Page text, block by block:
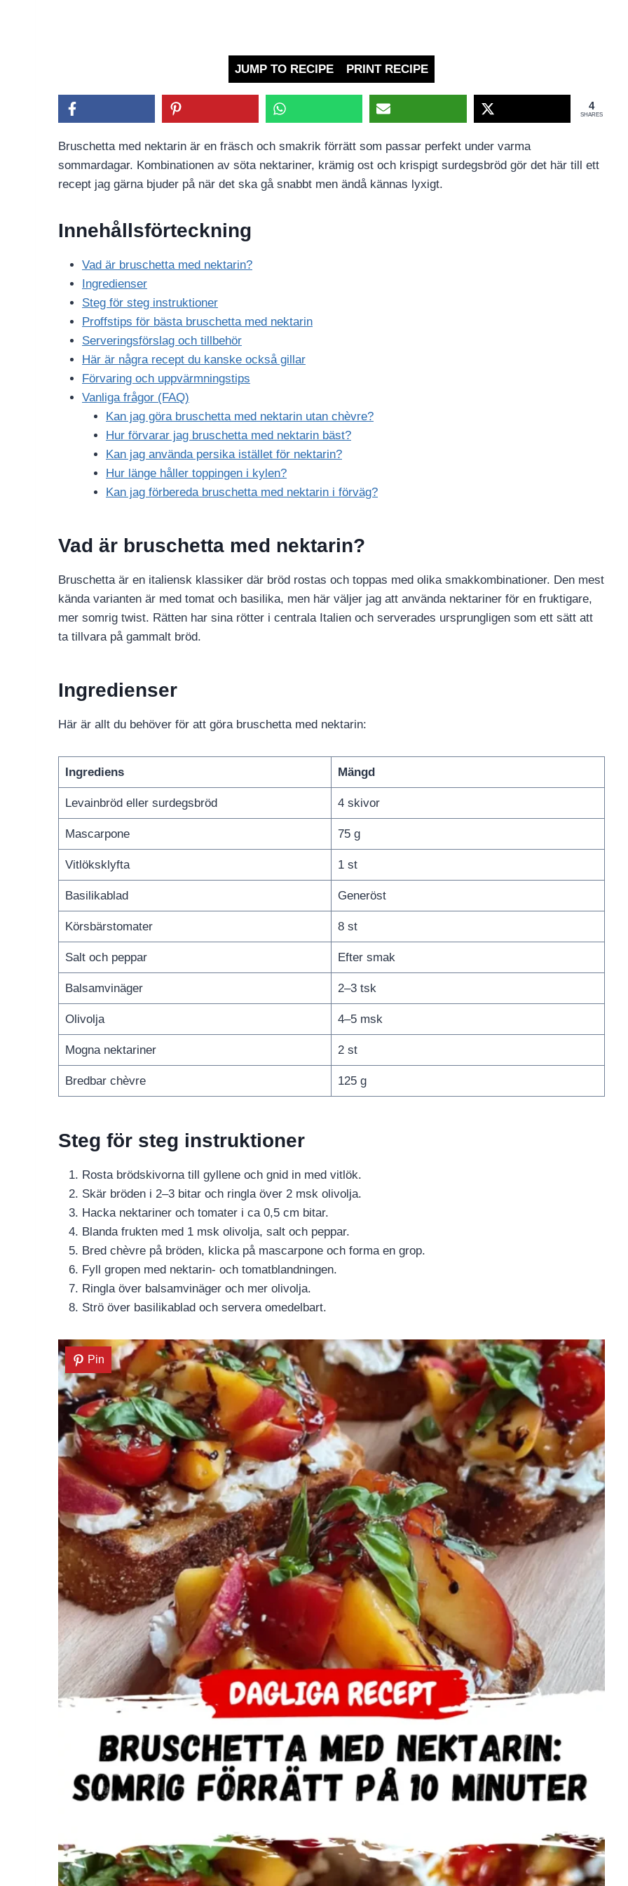
JUMP TO RECIPE PRINT RECIPE
4
SHARES
Bruschetta med nektarin är en fräsch och smakrik förrätt som passar perfekt under varma
sommardagar. Kombinationen av söta nektariner, krämig ost och krispigt surdegsbröd gör det här till ett
recept jag gärna bjuder på när det ska gå snabbt men ändå kännas lyxigt.
Innehållsförteckning
Vad är bruschetta med nektarin?
Ingredienser
Steg för steg instruktioner
Proffstips för bästa bruschetta med nektarin
Serveringsförslag och tillbehör
Här är några recept du kanske också gillar
Förvaring och uppvärmningstips
Vanliga frågor (FAQ)
Kan jag göra bruschetta med nektarin utan chèvre?
Hur förvarar jag bruschetta med nektarin bäst?
Kan jag använda persika istället för nektarin?
Hur länge håller toppingen i kylen?
Kan jag förbereda bruschetta med nektarin i förväg?
Vad är bruschetta med nektarin?
Bruschetta är en italiensk klassiker där bröd rostas och toppas med olika smakkombinationer. Den mest
kända varianten är med tomat och basilika, men här väljer jag att använda nektariner för en fruktigare,
mer somrig twist. Rätten har sina rötter i centrala Italien och serverades ursprungligen som ett sätt att
ta tillvara på gammalt bröd.
Ingredienser
Här är allt du behöver för att göra bruschetta med nektarin:
Ingrediens Mängd
Levainbröd eller surdegsbröd 4 skivor
Mascarpone 75 g
Vitlöksklyfta 1 st
Basilikablad Generöst
Körsbärstomater 8 st
Salt och peppar Efter smak
Balsamvinäger 2–3 tsk
Olivolja 4–5 msk
Mogna nektariner 2 st
Bredbar chèvre 125 g
Steg för steg instruktioner
Rosta brödskivorna till gyllene och gnid in med vitlök.
Skär bröden i 2–3 bitar och ringla över 2 msk olivolja.
Hacka nektariner och tomater i ca 0,5 cm bitar.
Blanda frukten med 1 msk olivolja, salt och peppar.
Bred chèvre på bröden, klicka på mascarpone och forma en grop.
Fyll gropen med nektarin- och tomatblandningen.
Ringla över balsamvinäger och mer olivolja.
Strö över basilikablad och servera omedelbart.
Pin